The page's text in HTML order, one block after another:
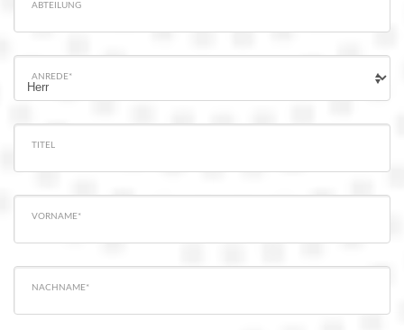
ABTEILUNG
ANREDE*
TITEL
VORNAME*
NACHNAME*